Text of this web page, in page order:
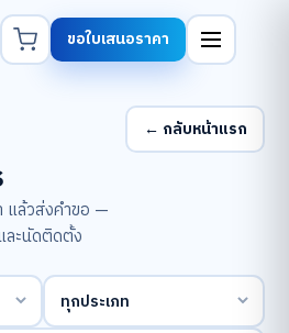
ขอใบเสนอราคา
แล้วส่งคำขอ —
ละนัดติดตั้ง
← กลับหน้าแรก